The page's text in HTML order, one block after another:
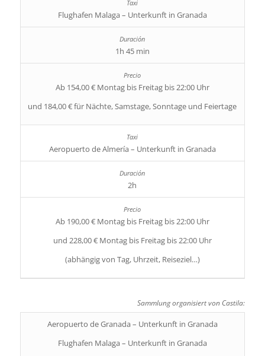
Flughafen Malaga – Unterkunft in Granada
1h 45 min
Ab 154,00 € Montag bis Freitag bis 22:00 Uhr
und 184,00 € für Nächte, Samstage, Sonntage und Feiertage
Aeropuerto de Almería – Unterkunft in Granada
2h
Ab 190,00 € Montag bis Freitag bis 22:00 Uhr
und 228,00 € Montag bis Freitag bis 22:00 Uhr
(abhängig von Tag, Uhrzeit, Reiseziel…)
Sammlung organisiert von Castila:
Aeropuerto de Granada – Unterkunft in Granada
Flughafen Malaga – Unterkunft in Granada